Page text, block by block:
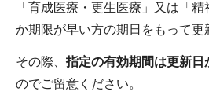
「育成医療・更生医療」又は「
か期限が早い方の期日をもって更
その際、 指定の有効期間は更新
のでご留意ください。